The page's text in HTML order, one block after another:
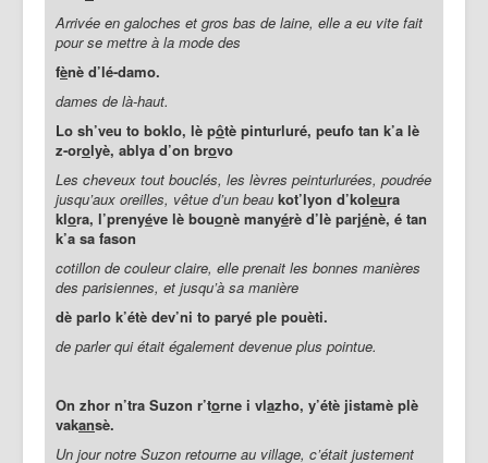
Arrivée en galoches et gros bas de laine, elle a eu vite fait
pour se mettre à la mode des
fènè d’lé-damo.
dames de là-haut.
Lo sh’veu to boklo, lè pôtè pinturluré, peufo tan k’a lè
z-orolyè, ablya d’on brovo
Les cheveux tout bouclés, les lèvres peinturlurées, poudrée
jusqu’aux oreilles, vêtue d’un beau kot’lyon d’koleura
klora, l’prenyéve lè bouonè manyérè d’lè parjénè, é tan
k’a sa fason
cotillon de couleur claire, elle prenait les bonnes manières
des parisiennes, et jusqu’à sa manière
dè parlo k’étè dev’ni to paryé ple pouèti.
de parler qui était également devenue plus pointue.
On zhor n’tra Suzon r’torne i vlazho, y’étè jistamè plè
vakansè.
Un jour notre Suzon retourne au village, c’était justement